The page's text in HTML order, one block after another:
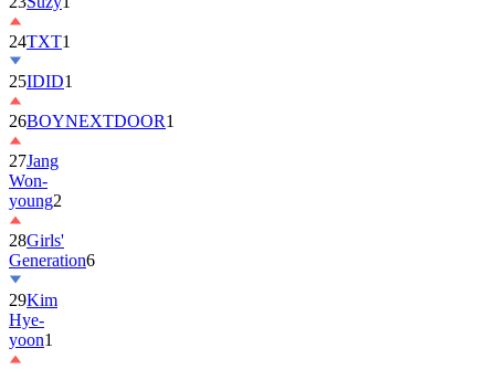
24TXT1
25IDID1
26BOYNEXTDOOR1
27Jang
Won-
young2
28Girls'
Generation6
29Kim
Hye-
yoon1